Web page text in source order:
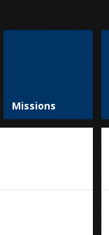
Missions